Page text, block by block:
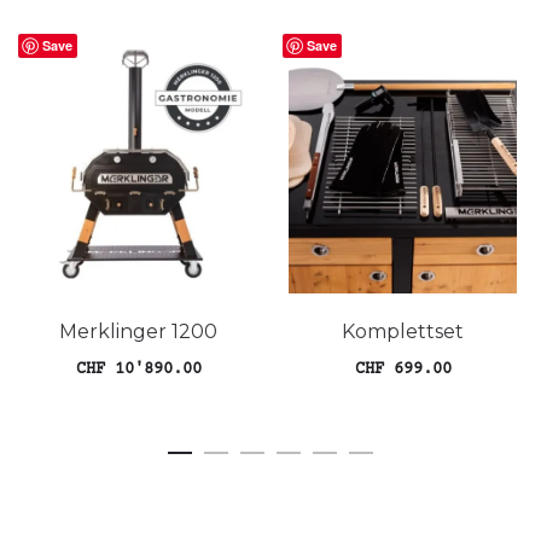
Save
Merklinger 1200
CHF10'890.00
Save
Komplettset
CHF699.00